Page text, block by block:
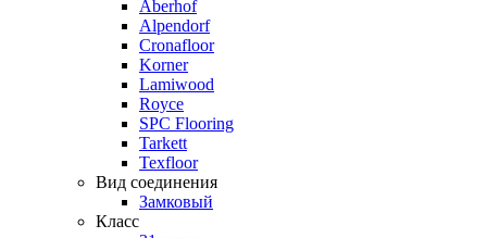
Aberhof
Alpendorf
Cronafloor
Korner
Lamiwood
Royce
SPC Flooring
Tarkett
Texfloor
Вид соединения
Замковый
Класс